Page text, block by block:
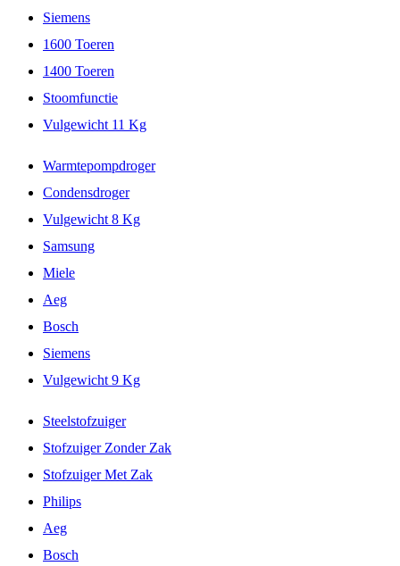
Siemens
1600 Toeren
1400 Toeren
Stoomfunctie
Vulgewicht 11 Kg
Warmtepompdroger
Condensdroger
Vulgewicht 8 Kg
Samsung
Miele
Aeg
Bosch
Siemens
Vulgewicht 9 Kg
Steelstofzuiger
Stofzuiger Zonder Zak
Stofzuiger Met Zak
Philips
Aeg
Bosch